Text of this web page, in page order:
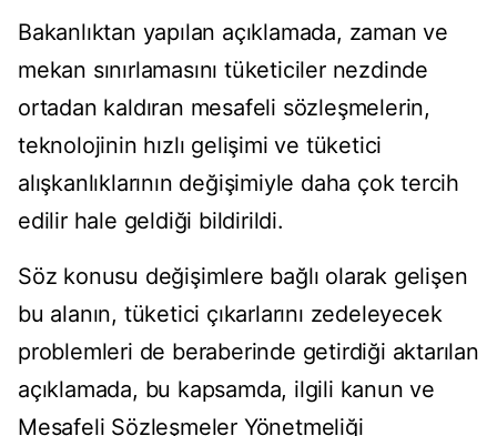
Bakanlıktan yapılan açıklamada, zaman ve
mekan sınırlamasını tüketiciler nezdinde
ortadan kaldıran mesafeli sözleşmelerin,
teknolojinin hızlı gelişimi ve tüketici
alışkanlıklarının değişimiyle daha çok tercih
edilir hale geldiği bildirildi.
Söz konusu değişimlere bağlı olarak gelişen
bu alanın, tüketici çıkarlarını zedeleyecek
problemleri de beraberinde getirdiği aktarılan
açıklamada, bu kapsamda, ilgili kanun ve
Mesafeli Sözleşmeler Yönetmeliği